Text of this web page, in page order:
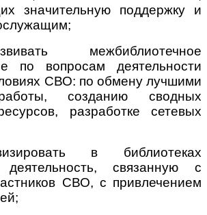
значительную поддержку и
межбиблиотечное
по вопросам деятельности
СВО: по обмену лучшими
созданию сводных
разработке сетевых
в библиотеках
деятельность, связанную с
СВО, с привлечением